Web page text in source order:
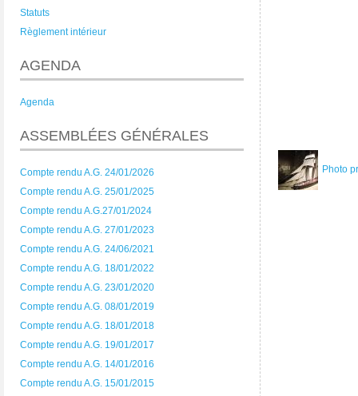
Statuts
Règlement intérieur
AGENDA
Agenda
ASSEMBLÉES GÉNÉRALES
Compte rendu A.G. 24/01/2026
Compte rendu A.G. 25/01/2025
Compte rendu A.G.27/01/2024
Compte rendu A.G. 27/01/2023
Compte rendu A.G. 24/06/2021
Compte rendu A.G. 18/01/2022
Compte rendu A.G. 23/01/2020
Compte rendu A.G. 08/01/2019
Compte rendu A.G. 18/01/2018
Compte rendu A.G. 19/01/2017
Compte rendu A.G. 14/01/2016
Compte rendu A.G. 15/01/2015
Photo